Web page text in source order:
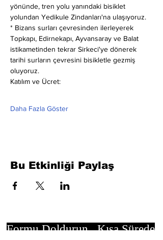
yönünde, tren yolu yanındaki bisiklet
yolundan Yedikule Zindanları'na ulaşıyoruz.
* Bizans surları çevresinden ilerleyerek
Topkapı, Edirnekapı, Ayvansaray ve Balat
istikametinden tekrar Sirkeci'ye dönerek
tarihi surların çevresini bisikletle gezmiş
oluyoruz.
Katılım ve Ücret:
Daha Fazla Göster
Bu Etkinliği Paylaş
Formu Doldurun. Kısa Sürede